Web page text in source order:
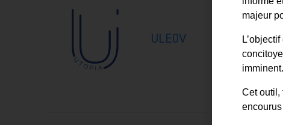
ULE0V
majeur
imminent.
Cet outil,